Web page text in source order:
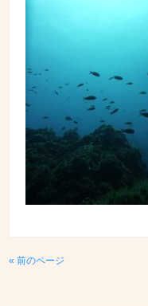
« 前のページ